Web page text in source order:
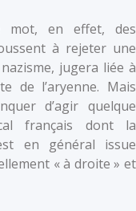
mot, en effet, des
à rejeter une
jugera liée à
de l’aryenne. Mais
d’agir quelque
français dont la
en général issue
« à droite » et